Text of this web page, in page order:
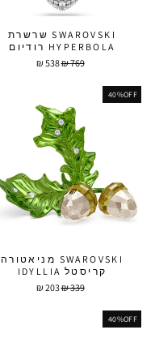
SWAROVSKI שרשרת
HYPERBOLA רודיום
מחיר
769 ₪
מחיר
538 ₪
40%OFF
SWAROVSKI מניאטורה
קריסטל IDYLLIA
מחיר
339 ₪
מחיר
203 ₪
40%OFF